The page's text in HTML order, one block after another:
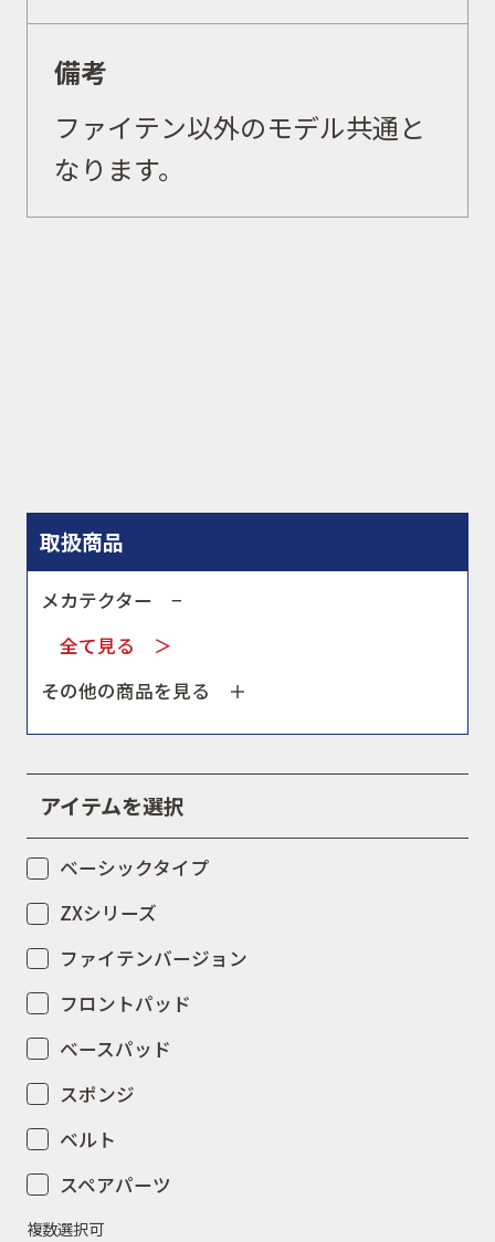
取扱店舗
キャンペーン
お問合せ
会社概要
取扱商品
メカテクター −
全て見る ＞
その他の商品を見る ＋
アイテムを選択
ベーシックタイプ
ZXシリーズ
ファイテンバージョン
フロントパッド
ベースパッド
スポンジ
ベルト
スペアパーツ
複数選択可
備考
ファイテン以外のモデル共通と
なります。